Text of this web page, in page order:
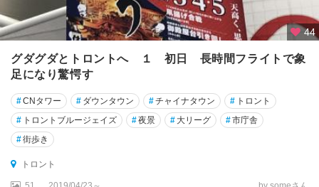
ジ
プ
リ
ン
ス
ル
パ
ー
44
グダグダとトロントへ １ 初日 長時間フライトで象
足になり驚愕す
#CNタワー # ダウンタウン #チャイナタウン # トロント
# トロントブルージェイズ #夜景 # 大リーグ #市庁舎
#街歩き
トロント